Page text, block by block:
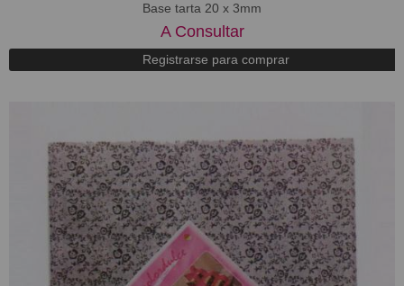
Base tarta 20 x 3mm
A Consultar
Registrarse para comprar